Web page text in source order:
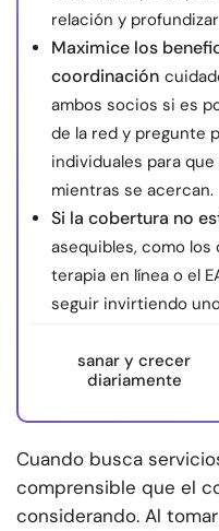
relación y
Maximice los
coordinación
ambos socios si es
de la red y pregunte
individuales para
mientras se acercan.
Si la cobertura no
asequibles, como los
terapia en línea o el
seguir invirtiendo
sanar y crecer
diariamente
Cuando busca
comprensible que el
considerando. Al